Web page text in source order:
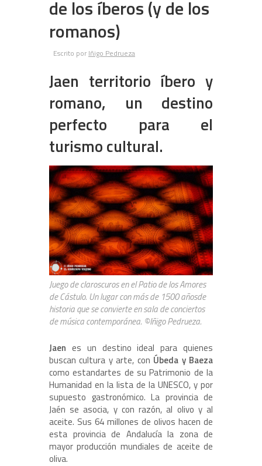
de los íberos (y de los
romanos)
Escrito por Iñigo Pedrueza
Jaen territorio íbero y
romano, un destino
perfecto para el
turismo cultural.
Juego de claroscuros en el Patio de los Amores
de Cástulo. Un lugar con más de 1500 añosde
historia que se convierte en sala de conciertos
de música contemporánea. ©Iñigo Pedrueza.
Jaen es un destino ideal para quienes
buscan cultura y arte, con Úbeda y Baeza
como estandartes de su Patrimonio de la
Humanidad en la lista de la UNESCO, y por
supuesto gastronómico. La provincia de
Jaén se asocia, y con razón, al olivo y al
aceite. Sus 64 millones de olivos hacen de
esta provincia de Andalucía la zona de
mayor producción mundiales de aceite de
oliva.